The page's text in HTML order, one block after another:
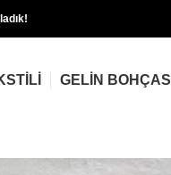
GELIN BOHÇASI